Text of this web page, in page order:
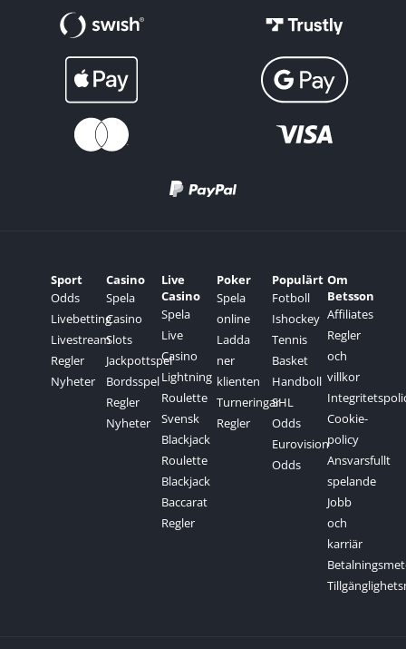
Sport
Odds
Livebetting
Livestream
Regler
Nyheter
Casino
Spela
Casino
Slots
Jackpottspel
Bordsspel
Regler
Nyheter
Live
Casino
Spela
Live
Casino
Lightning
Roulette
Svensk
Blackjack
Roulette
Blackjack
Baccarat
Regler
Poker
Spela
online
Ladda
ner
klienten
Turneringar
Regler
Populärt
Fotboll
Ishockey
Tennis
Basket
Handboll
SHL
Odds
Eurovision
Odds
Om
Betsson
Affiliates
Regler
och
villkor
Cookie-
policy
Ansvarsfullt
spelande
Jobb
och
karriär